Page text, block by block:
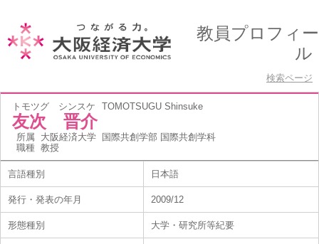
教員プロフィー
ル
検索ページ
トモツグ シンスケ TOMOTSUGU Shinsuke
友次 晋介
所属 大阪経済大学 国際共創学部 国際共創学科
職種 教授
言語種別 日本語
発行・発表の年月 2009/12
形態種別 大学・研究所等紀要